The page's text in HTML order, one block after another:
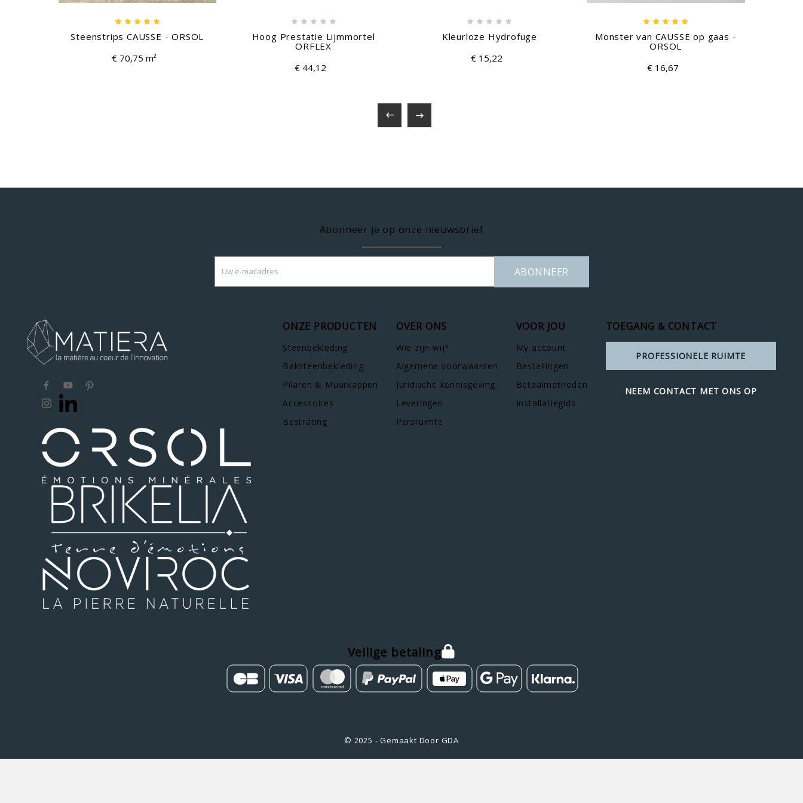
    
Steenstrips CAUSSE - ORSOL
€ 70,75 m²
    
Hoog Prestatie Lijmmortel
ORFLEX
€ 44,12
    
Kleurloze Hydrofuge
€ 15,22
    
Monster van CAUSSE op gaas -
ORSOL
€ 16,67
 
Abonneer je op onze nieuwsbrief
ABONNEER
ONZE PRODUCTEN
Steenbekleding
Baksteenbekleding
Pilaren & Muurkappen
Accessoires
Bestrating
OVER ONS
Wie zijn wij?
Algemene voorwaarden
Juridische kennisgeving
Leveringen
Persruimte
VOOR JOU
My account
Bestellingen
Betaalmethoden
Installatiegids
TOEGANG & CONTACT
PROFESSIONELE RUIMTE
NEEM CONTACT MET ONS OP
Veilige betaling
© 2025 - Gemaakt Door GDA